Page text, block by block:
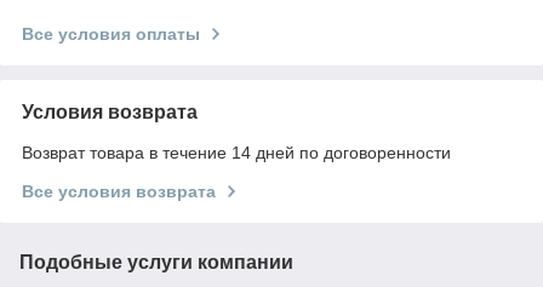
Все условия оплаты
Условия возврата
Возврат товара в течение 14 дней по договоренности
Все условия возврата
Подобные услуги компании